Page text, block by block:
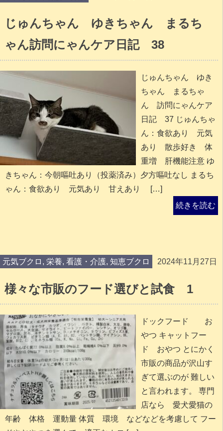
じゅんちゃん ゆきちゃん まるち
ゃん訪問にゃんケア日記 38
じゅんちゃん ゆき
ちゃん まるちゃ
ん 訪問にゃんケア
日記 37 じゅんちゃ
ん：食欲あり 元気
あり 散歩好き 体
重増 肝機能注意 ゆ
きちゃん：今朝嘔吐あり（投薬済み）夕方嘔吐なし まるち
ゃん：食欲あり 元気あり 甘えあり […]
続きを読む
元気ブクロ , 栄養, 看護・介護, 知恵ブクロ 2024年11月27日
様々な市販のフード選びと試食 1
ドックフード お
やつ キャットフー
ド おやつ とにかく
市販の商品が沢山す
ぎて選ぶのが 難しい
と言われます。 専門
店なら 愛犬愛猫の
年齢 体格 運動量 体質 環境 などなどを考慮して フー